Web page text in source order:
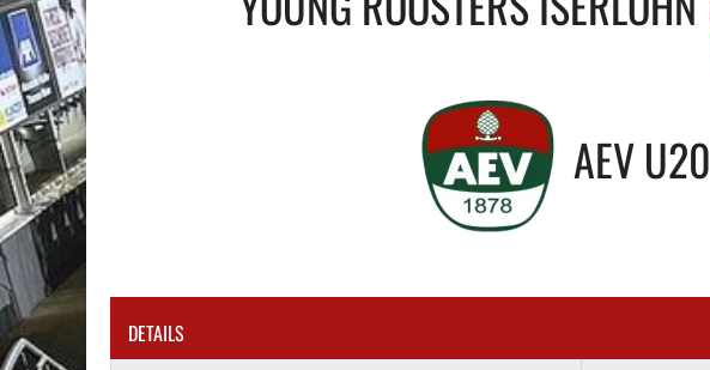
AEV U20
DETAILS